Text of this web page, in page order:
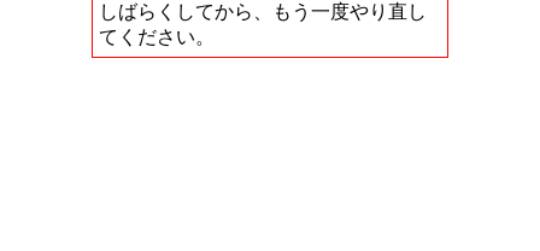
しばらくしてから、もう一度やり直し
てください。